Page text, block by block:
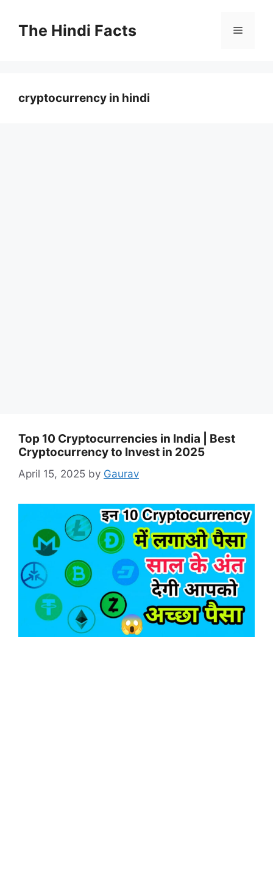
The Hindi Facts
cryptocurrency in hindi
Top 10 Cryptocurrencies in India | Best
Cryptocurrency to Invest in 2025
April 15, 2025 by Gaurav